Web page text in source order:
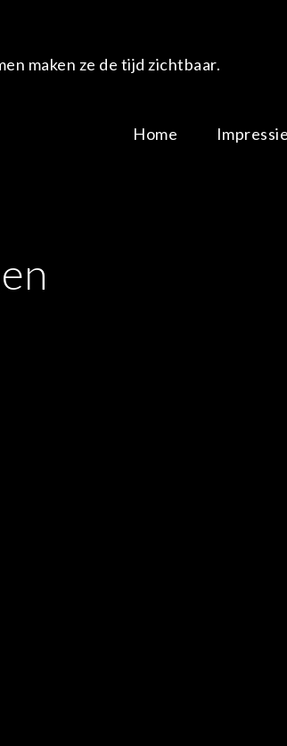
maken ze de tijd zichtbaar.
Home